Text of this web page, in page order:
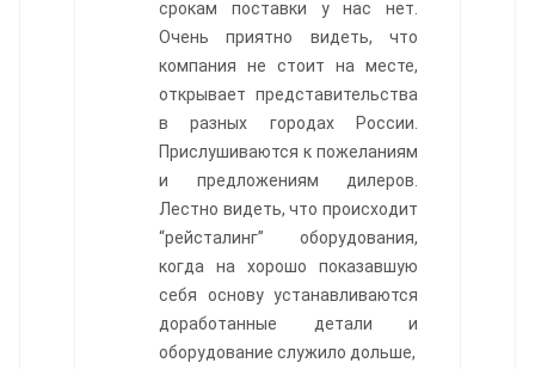
срокам поставки у нас нет.
Очень приятно видеть, что
компания не стоит на месте,
открывает представительства
в разных городах России.
Прислушиваются к пожеланиям
и предложениям дилеров.
Лестно видеть, что происходит
“рейсталинг” оборудования,
когда на хорошо показавшую
себя основу устанавливаются
доработанные детали и
оборудование служило дольше,